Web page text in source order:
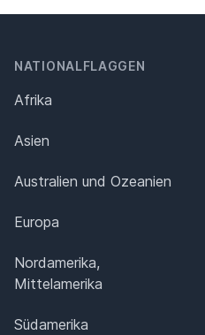
NATIONALFLAGGEN
Afrika
Asien
Australien und Ozeanien
Europa
Nordamerika,
Mittelamerika
Südamerika